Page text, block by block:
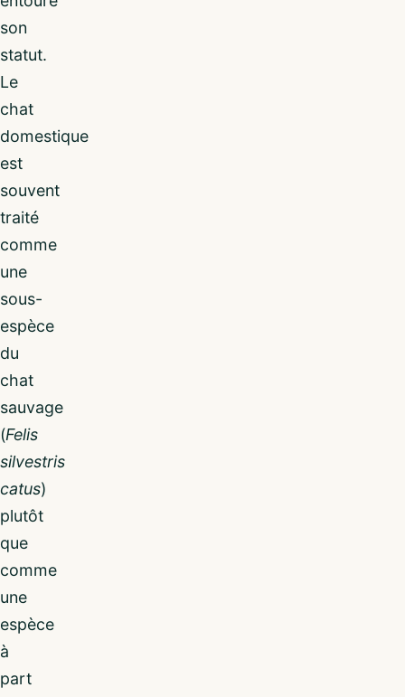
son
statut.
Le
chat
domestique
est
souvent
traité
comme
une
sous-
espèce
du
chat
sauvage
(Felis
silvestris
catus)
plutôt
que
comme
une
espèce
à
part